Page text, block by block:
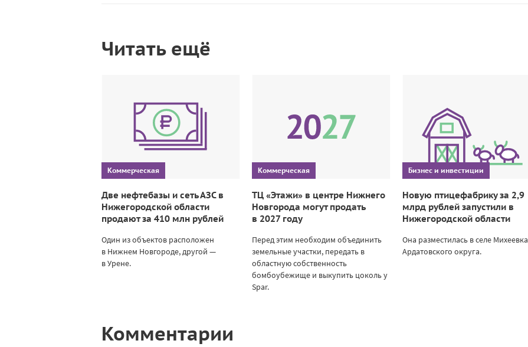
Читать ещё
Коммерческая
Две нефтебазы и сеть АЗС в
Нижегородской области
продают за 410 млн рублей
Один из объектов расположен
в Нижнем Новгороде, другой —
в Урене.
Коммерческая
ТЦ «Этажи» в центре Нижнего
Новгорода могут продать
в 2027 году
Перед этим необходим объединить
земельные участки, передать в
областную собственность
бомбоубежище и выкупить цоколь у
Spar.
Бизнес и инвестиции
Новую птицефабрику за 2,9
млрд рублей запустили в
Нижегородской области
Она разместилась в селе Михеевка
Ардатовского округа.
Комментарии